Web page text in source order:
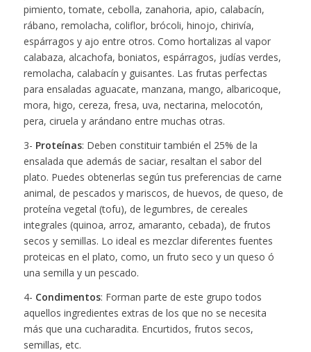
pimiento, tomate, cebolla, zanahoria, apio, calabacín,
rábano, remolacha, coliflor, brócoli, hinojo, chirivía,
espárragos y ajo entre otros. Como hortalizas al vapor
calabaza, alcachofa, boniatos, espárragos, judías verdes,
remolacha, calabacín y guisantes. Las frutas perfectas
para ensaladas aguacate, manzana, mango, albaricoque,
mora, higo, cereza, fresa, uva, nectarina, melocotón,
pera, ciruela y arándano entre muchas otras.
3- Proteínas: Deben constituir también el 25% de la
ensalada que además de saciar, resaltan el sabor del
plato. Puedes obtenerlas según tus preferencias de carne
animal, de pescados y mariscos, de huevos, de queso, de
proteína vegetal (tofu), de legumbres, de cereales
integrales (quinoa, arroz, amaranto, cebada), de frutos
secos y semillas. Lo ideal es mezclar diferentes fuentes
proteicas en el plato, como, un fruto seco y un queso ó
una semilla y un pescado.
4- Condimentos: Forman parte de este grupo todos
aquellos ingredientes extras de los que no se necesita
más que una cucharadita. Encurtidos, frutos secos,
semillas, etc.